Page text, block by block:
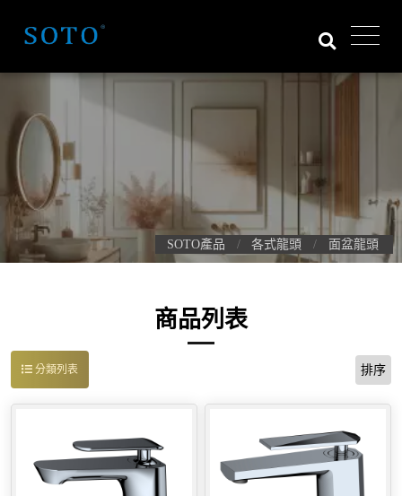
SOTO產品 各式龍頭 面盆龍頭
商品列表
分類列表 排序